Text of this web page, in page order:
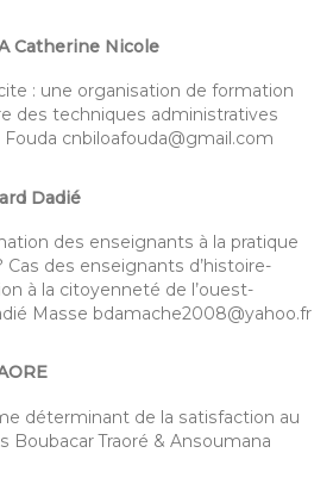
Catherine Nicole
: une organisation de formation
des techniques administratives
cnbiloafouda@gmail.com
Dadié
des enseignants à la pratique
Cas des enseignants d’histoire-
à la citoyenneté de l’ouest-
Masse bdamache2008@yahoo.fr
déterminant de la satisfaction au
Boubacar Traoré & Ansoumana